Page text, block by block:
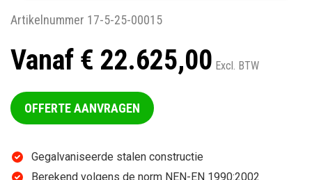
Artikelnummer 17-5-25-00015
Vanaf € 22.625,00 Excl. BTW
OFFERTE AANVRAGEN
Gegalvaniseerde stalen constructie
Berekend volgens de norm NEN-EN 1990:2002